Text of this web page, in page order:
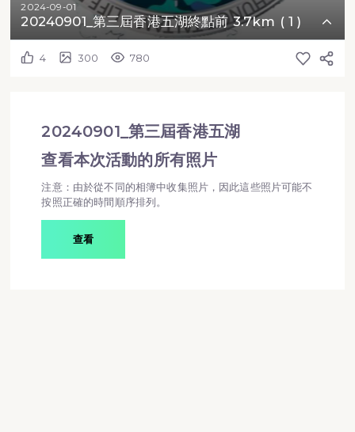
2024-09-01
20240901_第三屆香港五湖終點前 3.7km ( 1 )
4 300 780
20240901_第三屆香港五湖
查看本次活動的所有照片
注意：由於從不同的相簿中收集照片，因此這些照片可能不
按照正確的時間順序排列。
查看